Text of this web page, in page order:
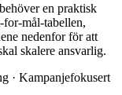
en praktisk
for-mål-tabellen,
nedenfor för att
skalere ansvarlig.
· Kampanjefokusert